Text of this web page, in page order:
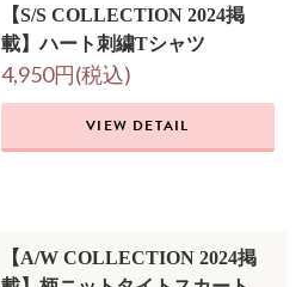
【S/S COLLECTION 2024掲
載】ハート刺繍Tシャツ
4,950円(税込)
VIEW DETAIL
【A/W COLLECTION 2024掲